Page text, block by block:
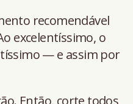
recomendável
excelentíssimo, o
— e assim por
Então, corte todos